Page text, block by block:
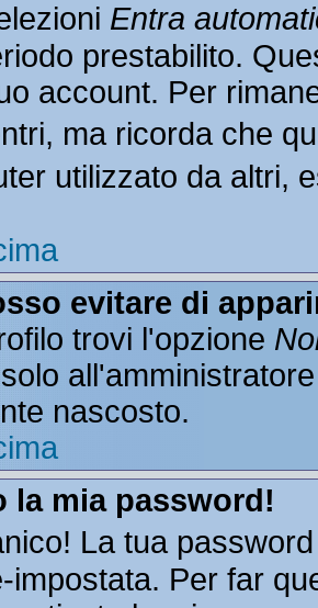
Entra
prestabilito.
account. Per
ma ricorda che
utilizzato da
evitare di
trovi l'opzione
nascosto.
la mia password!
La tua
impostata. Per far